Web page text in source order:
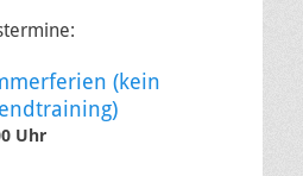
(kein
Uhr